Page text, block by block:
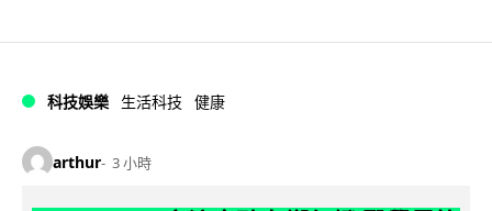
科技娛樂 生活科技 健康
arthur 3 小時